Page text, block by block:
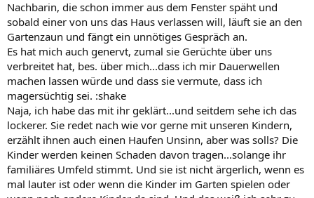
Nachbarin, die schon immer aus dem Fenster späht und
sobald einer von uns das Haus verlassen will, läuft sie an den
Gartenzaun und fängt ein unnötiges Gespräch an.
Es hat mich auch genervt, zumal sie Gerüchte über uns
verbreitet hat, bes. über mich...dass ich mir Dauerwellen
machen lassen würde und dass sie vermute, dass ich
magersüchtig sei. :shake
Naja, ich habe das mit ihr geklärt...und seitdem sehe ich das
lockerer. Sie redet nach wie vor gerne mit unseren Kindern,
erzählt ihnen auch einen Haufen Unsinn, aber was solls? Die
Kinder werden keinen Schaden davon tragen...solange ihr
familiäres Umfeld stimmt. Und sie ist nicht ärgerlich, wenn es
mal lauter ist oder wenn die Kinder im Garten spielen oder